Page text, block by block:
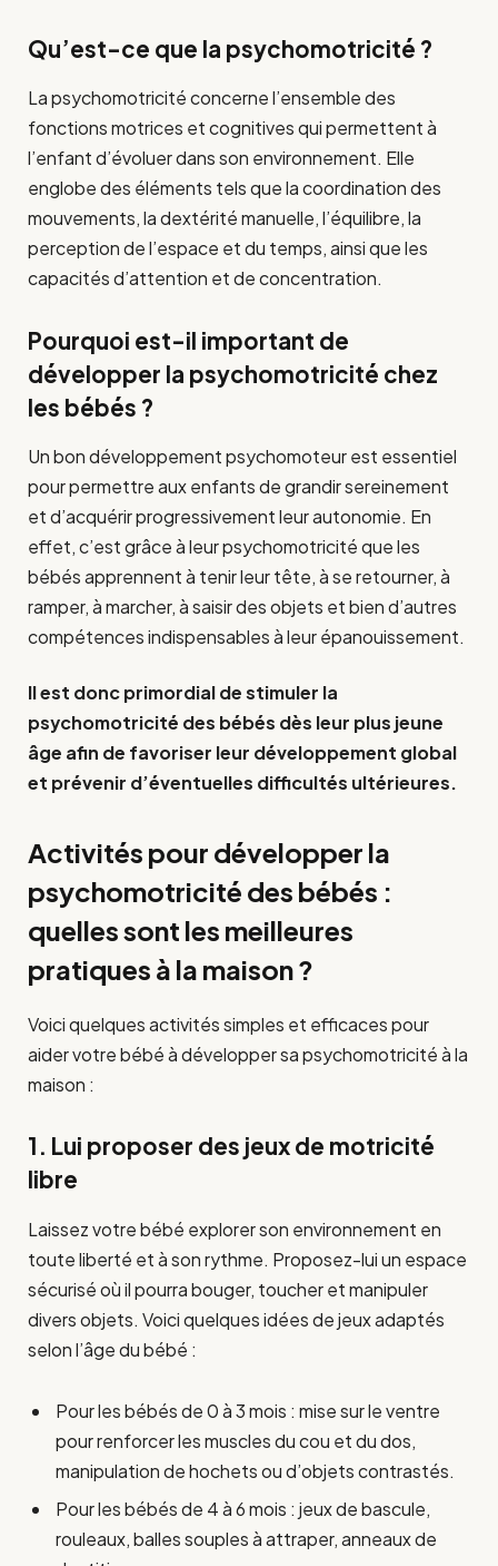
Qu’est-ce que la psychomotricité ?
La psychomotricité concerne l’ensemble des
fonctions motrices et cognitives qui permettent à
l’enfant d’évoluer dans son environnement. Elle
englobe des éléments tels que la coordination des
mouvements, la dextérité manuelle, l’équilibre, la
perception de l’espace et du temps, ainsi que les
capacités d’attention et de concentration.
Pourquoi est-il important de
développer la psychomotricité chez
les bébés ?
Un bon développement psychomoteur est essentiel
pour permettre aux enfants de grandir sereinement
et d’acquérir progressivement leur autonomie. En
effet, c’est grâce à leur psychomotricité que les
bébés apprennent à tenir leur tête, à se retourner, à
ramper, à marcher, à saisir des objets et bien d’autres
compétences indispensables à leur épanouissement.
Il est donc primordial de stimuler la
psychomotricité des bébés dès leur plus jeune
âge afin de favoriser leur développement global
et prévenir d’éventuelles difficultés ultérieures.
Activités pour développer la
psychomotricité des bébés :
quelles sont les meilleures
pratiques à la maison ?
Voici quelques activités simples et efficaces pour
aider votre bébé à développer sa psychomotricité à la
maison :
1. Lui proposer des jeux de motricité
libre
Laissez votre bébé explorer son environnement en
toute liberté et à son rythme. Proposez-lui un espace
sécurisé où il pourra bouger, toucher et manipuler
divers objets. Voici quelques idées de jeux adaptés
selon l’âge du bébé :
Pour les bébés de 0 à 3 mois : mise sur le ventre
pour renforcer les muscles du cou et du dos,
manipulation de hochets ou d’objets contrastés.
Pour les bébés de 4 à 6 mois : jeux de bascule,
rouleaux, balles souples à attraper, anneaux de